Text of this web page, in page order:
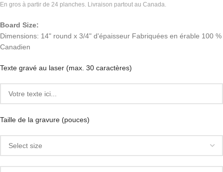
En gros à partir de 24 planches. Livraison partout au Canada.
Board Size:
Dimensions: 14" round x 3/4" d'épaisseur Fabriquées en érable 100 %
Canadien
Texte gravé au laser (max. 30 caractères)
Taille de la gravure (pouces)